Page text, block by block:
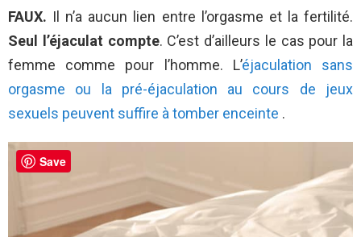
FAUX. Il n’a aucun lien entre l’orgasme et la fertilité.
Seul l’éjaculat compte. C’est d’ailleurs le cas pour la
femme comme pour l’homme. L’éjaculation sans
orgasme ou la pré-éjaculation au cours de jeux
sexuels peuvent suffire à tomber enceinte .
Save